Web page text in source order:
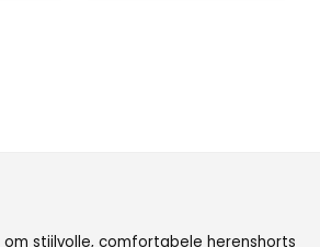
om stijlvolle, comfortabele herenshorts